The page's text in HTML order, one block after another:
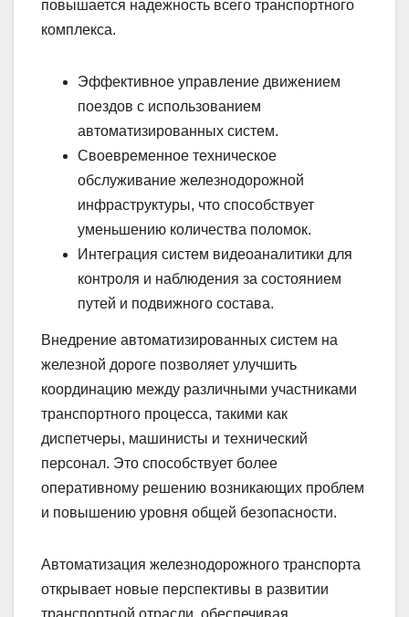
повышается надежность всего транспортного
комплекса.
Эффективное управление движением
поездов с использованием
автоматизированных систем.
Своевременное техническое
обслуживание железнодорожной
инфраструктуры, что способствует
уменьшению количества поломок.
Интеграция систем видеоаналитики для
контроля и наблюдения за состоянием
путей и подвижного состава.
Внедрение автоматизированных систем на
железной дороге позволяет улучшить
координацию между различными участниками
транспортного процесса, такими как
диспетчеры, машинисты и технический
персонал. Это способствует более
оперативному решению возникающих проблем
и повышению уровня общей безопасности.
Автоматизация железнодорожного транспорта
открывает новые перспективы в развитии